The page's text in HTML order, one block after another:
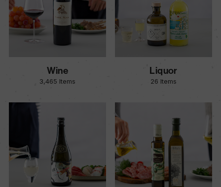
Wine
3,465 Items
Liquor
26 Items